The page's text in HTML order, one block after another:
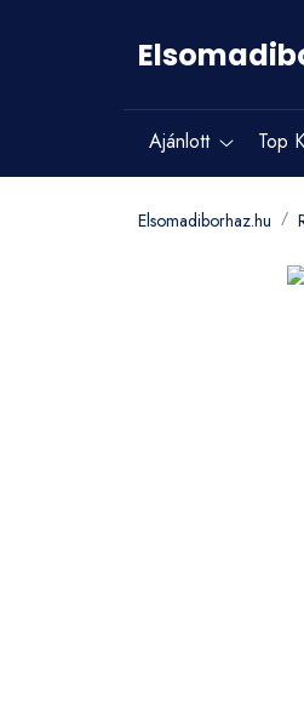
Ajánlott Top
Elsomadiborhaz.hu